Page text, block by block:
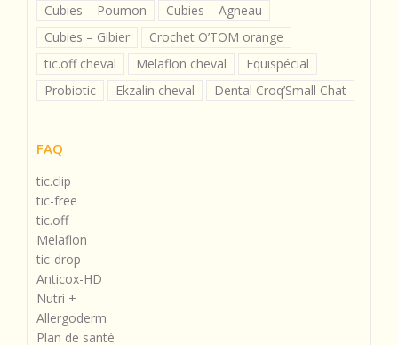
Cubies – Poumon
Cubies – Agneau
Cubies – Gibier
Crochet O’TOM orange
tic.off cheval
Melaflon cheval
Equispécial
Probiotic
Ekzalin cheval Dental Croq’Small Chat
FAQ
tic.clip
tic-free
tic.off
Melaflon
tic-drop
Anticox-HD
Nutri +
Allergoderm
Plan de santé